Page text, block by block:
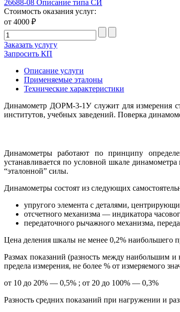
26688-08 Описание типа СИ
Стоимость оказания услуг:
от 4000 ₽
Заказать услугу
Запросить КП
Описание услуги
Применяемые эталоны
Технические характеристики
Динамометр ДОРМ-3-1У служит для измерения
институтов, учебных заведений. Поверка
Динамометры работают по принципу
устанавливается по условной шкале
“эталонной” силы.
Динамометры состоят из следующих
упругого элемента с деталями,
отсчетного механизма — индикатора
передаточного рычажного механизма,
Цена деления шкалы не менее 0,2% наибольшего
Размах показаний (разность между наибольшим
предела измерения, не более % от измеряемого
от 10 до 20% — 0,5% ; от 20 до 100% — 0,3%
Разность средних показаний при нагружении и